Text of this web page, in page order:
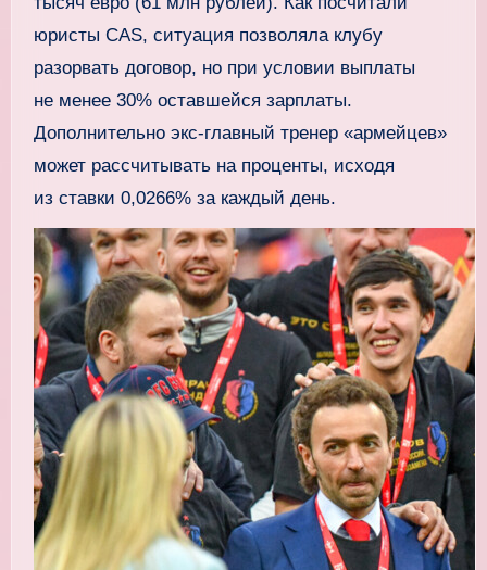
юристы CAS, ситуация позволяла клубу
разорвать договор, но при условии выплаты
не менее 30% оставшейся зарплаты.
Дополнительно экс-главный тренер «армейцев»
может рассчитывать на проценты, исходя
из ставки 0,0266% за каждый день.